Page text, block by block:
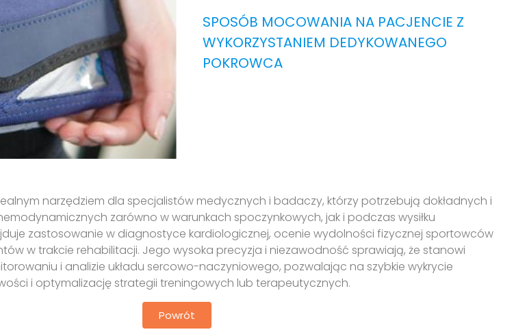
SPOSÓB MOCOWANIA NA PACJENCIE Z
WYKORZYSTANIEM DEDYKOWANEGO
POKROWCA
narzędziem dla specjalistów medycznych i badaczy, którzy potrzebują dokładnych i
zarówno w warunkach spoczynkowych, jak i podczas wysiłku
zastosowanie w diagnostyce kardiologicznej, ocenie wydolności fizycznej sportowców
w trakcie rehabilitacji. Jego wysoka precyzja i niezawodność sprawiają, że stanowi
i analizie układu sercowo-naczyniowego, pozwalając na szybkie wykrycie
i optymalizację strategii treningowych lub terapeutycznych.
Powrót